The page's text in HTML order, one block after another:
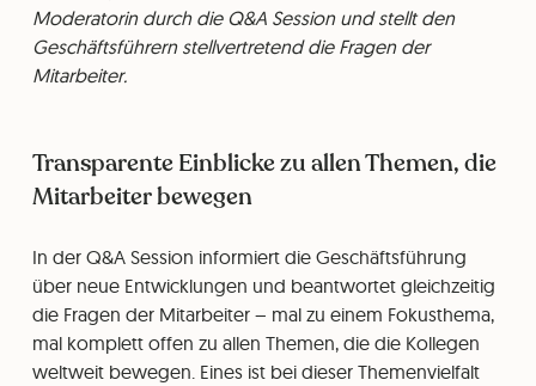
Moderatorin durch die Q&A Session und stellt den
Geschäftsführern stellvertretend die Fragen der
Mitarbeiter.
Transparente Einblicke zu allen Themen, die
Mitarbeiter bewegen
In der Q&A Session informiert die Geschäftsführung
über neue Entwicklungen und beantwortet gleichzeitig
die Fragen der Mitarbeiter – mal zu einem Fokusthema,
mal komplett offen zu allen Themen, die die Kollegen
weltweit bewegen. Eines ist bei dieser Themenvielfalt